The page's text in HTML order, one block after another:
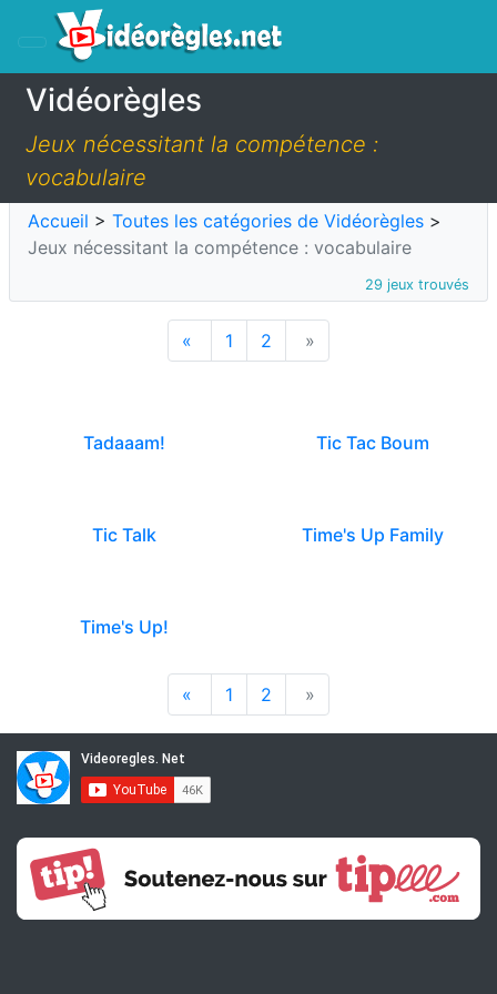
Vidéorègles
Jeux nécessitant la compétence :
vocabulaire
Accueil > Toutes les catégories de Vidéorègles >
Jeux nécessitant la compétence : vocabulaire
29 jeux trouvés
« 1 2 »
Tadaaam! Tic Tac Boum
Tic Talk Time's Up Family
Time's Up!
« 1 2 »